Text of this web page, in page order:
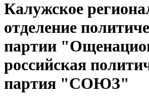
Калужское
отделение
партии
российская
партия "СОЮЗ"